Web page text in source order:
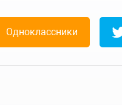
Одноклассники